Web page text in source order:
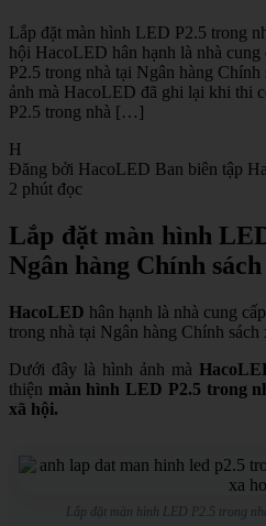
Lắp đặt màn hình LED P2.5 trong
hội HacoLED hân hạnh là nhà
P2.5 trong nhà tại Ngân hàng
ảnh mà HacoLED đã ghi lại khi thi
P2.5 trong nhà […]
H
Đăng bởi HacoLED Ban biên tập
2 phút đọc
Lắp đặt màn hình
Ngân hàng Chính
HacoLED hân hạnh là nhà cung
trong nhà tại Ngân hàng Chính sách
Dưới đây là hình ảnh mà
thiện màn hình LED P2.5 trong
xã hội.
Lắp đặt màn hình LED P2.5 trong